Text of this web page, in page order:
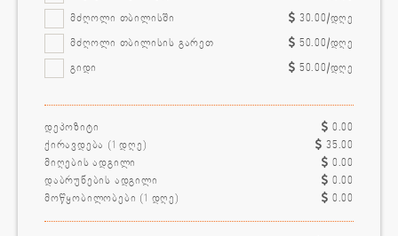
მძღოლი თბილისში 30.00/დღე
მძღოლი თბილისის გარეთ 50.00/დღე
გიდი 50.00/დღე
დეპოზიტი
0.00
ქირავდება (1 დღე)
35.00
მიღების ადგილი
0.00
დაბრუნების ადგილი
0.00
მოწყობილობები (1 დღე) 0.00